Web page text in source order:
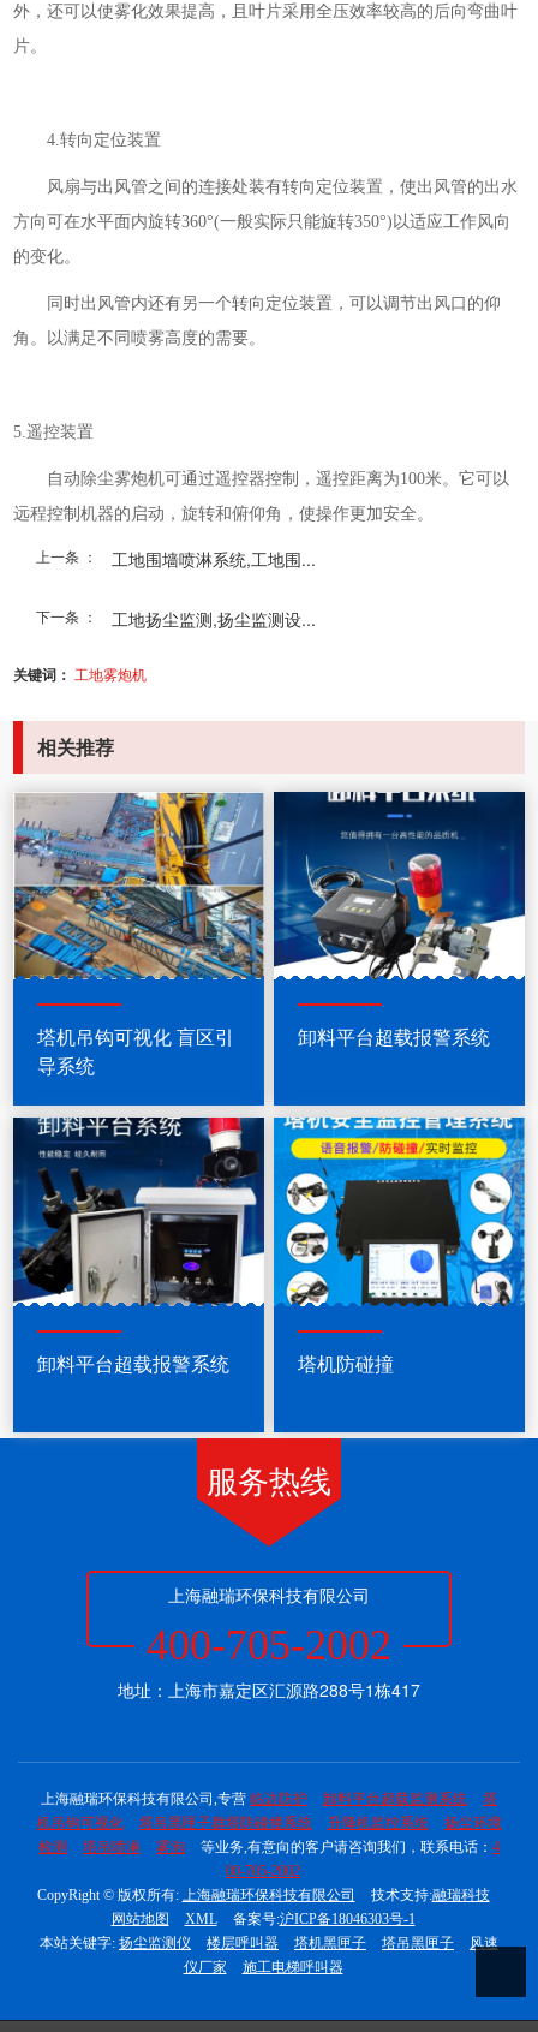
外，还可以使雾化效果提高，且叶片采用全压效率较高的后向弯曲叶
片。
4.转向定位装置
风扇与出风管之间的连接处装有转向定位装置，使出风管的出水
方向可在水平面内旋转360°(一般实际只能旋转350°)以适应工作风向
的变化。
同时出风管内还有另一个转向定位装置，可以调节出风口的仰
角。以满足不同喷雾高度的需要。
5.遥控装置
自动除尘雾炮机可通过遥控器控制，遥控距离为100米。它可以
远程控制机器的启动，旋转和俯仰角，使操作更加安全。
上一条 ： 工地围墙喷淋系统,工地围...
下一条 ： 工地扬尘监测,扬尘监测设...
关键词：工地雾炮机
相关推荐
塔机吊钩可视化 盲区引
导系统
卸料平台超载报警系统
卸料平台超载报警系统 塔机防碰撞
服务热线
上海融瑞环保科技有限公司
400-705-2002
地址：上海市嘉定区汇源路288号1栋417
上海融瑞环保科技有限公司,专营 临边防护 卸料平台超载监测系统
塔
机吊钩可视化
塔吊黑匣子群塔防碰撞系统 升降机监控系统
扬尘环境
检测
塔吊喷淋 雾泡 等业务,有意向的客户请咨询我们，联系电话： 4
00-705-2002
CopyRight © 版权所有:
上海融瑞环保科技有限公司 技术支持:融瑞科技
网站地图
XML 备案号:沪ICP备18046303号-1
本站关键字: 扬尘监测仪 楼层呼叫器 塔机黑匣子 塔吊黑匣子
风速
仪厂家
施工电梯呼叫器